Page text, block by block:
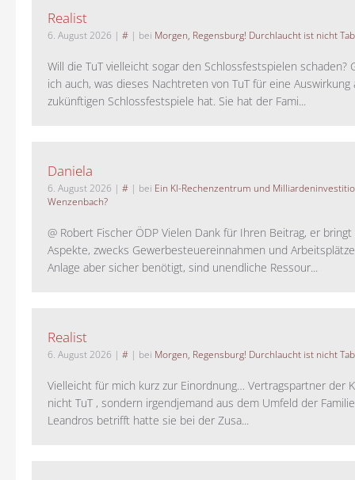
Realist
6. August 2026 | # | bei Morgen, Regensburg! Durchlaucht ist nicht
Will die TuT vielleicht sogar den Schlossfestspielen schaden?
ich auch, was dieses Nachtreten von TuT für eine Auswirkung
zukünftigen Schlossfestspiele hat. Sie hat der Fami...
Daniela
6. August 2026 | # | bei Ein KI-Rechenzentrum und
Wenzenbach?
@ Robert Fischer ÖDP Vielen Dank für Ihren Beitrag, er
Aspekte, zwecks Gewerbesteuereinnahmen und
Anlage aber sicher benötigt, sind unendliche Ressour...
Realist
6. August 2026 | # | bei Morgen, Regensburg! Durchlaucht ist nicht
Vielleicht für mich kurz zur Einordnung… Vertragspartner der
nicht TuT , sondern irgendjemand aus dem Umfeld der
Leandros betrifft hatte sie bei der Zusa...